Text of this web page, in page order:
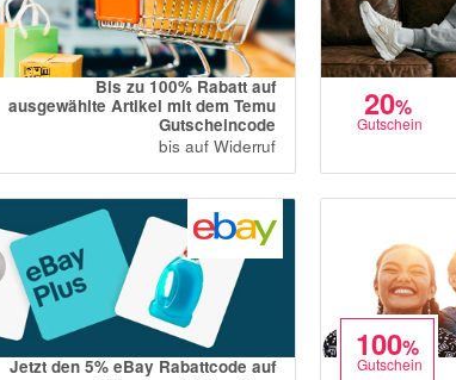
Bis zu 100% Rabatt auf
ausgewählte Artikel mit dem Temu
Gutscheincode
bis auf Widerruf
20%
Gutschein
Jetzt den 5% eBay Rabattcode auf
100%
Gutschein